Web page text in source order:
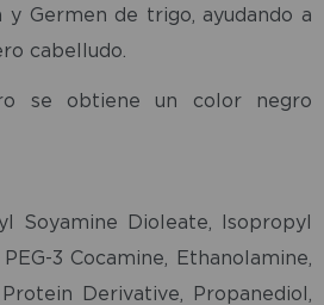
y Germen de trigo, ayudando a
cabelludo.
se obtiene un color negro
Soyamine Dioleate, Isopropyl
3 Cocamine, Ethanolamine,
Derivative, Propanediol,